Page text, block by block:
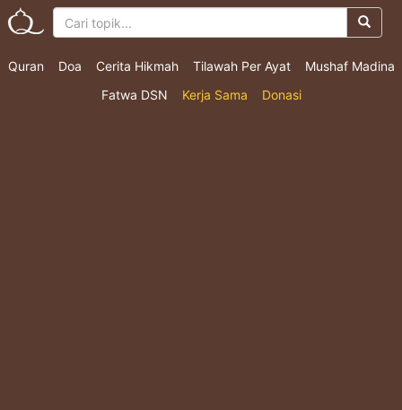
Quran Doa Cerita Hikmah Tilawah Per Ayat
Mushaf Madina
Fatwa DSN
Kerja Sama Donasi